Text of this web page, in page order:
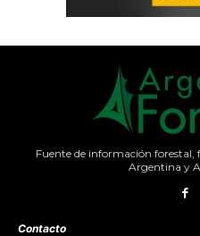
Fuente de información
Argentina y
Contacto